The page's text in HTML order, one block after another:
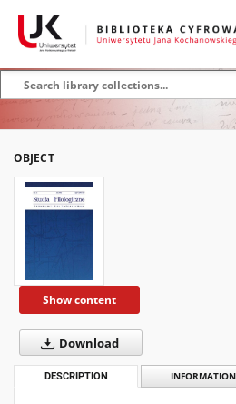
OBJECT
Show content
Download
DESCRIPTION INFORMATION